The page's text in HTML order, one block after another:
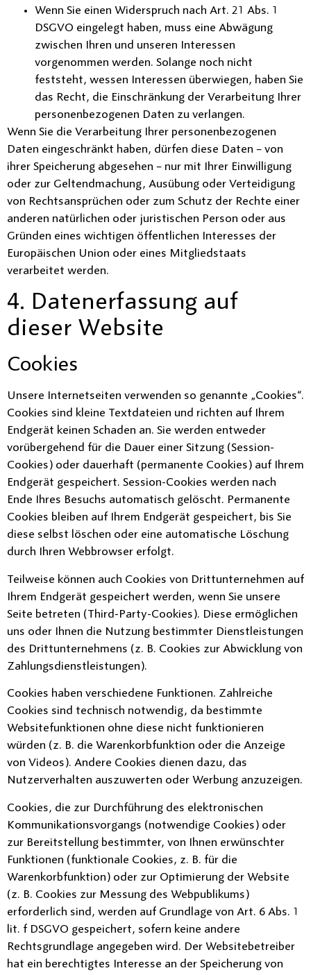
Wenn Sie einen Widerspruch nach Art. 21 Abs. 1
DSGVO eingelegt haben, muss eine Abwägung
zwischen Ihren und unseren Interessen
vorgenommen werden. Solange noch nicht
feststeht, wessen Interessen überwiegen, haben Sie
das Recht, die Einschränkung der Verarbeitung Ihrer
personenbezogenen Daten zu verlangen.
Wenn Sie die Verarbeitung Ihrer personenbezogenen
Daten eingeschränkt haben, dürfen diese Daten – von
ihrer Speicherung abgesehen – nur mit Ihrer Einwilligung
oder zur Geltendmachung, Ausübung oder Verteidigung
von Rechtsansprüchen oder zum Schutz der Rechte einer
anderen natürlichen oder juristischen Person oder aus
Gründen eines wichtigen öffentlichen Interesses der
Europäischen Union oder eines Mitgliedstaats
verarbeitet werden.
4. Datenerfassung auf
dieser Website
Cookies
Unsere Internetseiten verwenden so genannte „Cookies“.
Cookies sind kleine Textdateien und richten auf Ihrem
Endgerät keinen Schaden an. Sie werden entweder
vorübergehend für die Dauer einer Sitzung (Session-
Cookies) oder dauerhaft (permanente Cookies) auf Ihrem
Endgerät gespeichert. Session-Cookies werden nach
Ende Ihres Besuchs automatisch gelöscht. Permanente
Cookies bleiben auf Ihrem Endgerät gespeichert, bis Sie
diese selbst löschen oder eine automatische Löschung
durch Ihren Webbrowser erfolgt.
Teilweise können auch Cookies von Drittunternehmen auf
Ihrem Endgerät gespeichert werden, wenn Sie unsere
Seite betreten (Third-Party-Cookies). Diese ermöglichen
uns oder Ihnen die Nutzung bestimmter Dienstleistungen
des Drittunternehmens (z. B. Cookies zur Abwicklung von
Zahlungsdienstleistungen).
Cookies haben verschiedene Funktionen. Zahlreiche
Cookies sind technisch notwendig, da bestimmte
Websitefunktionen ohne diese nicht funktionieren
würden (z. B. die Warenkorbfunktion oder die Anzeige
von Videos). Andere Cookies dienen dazu, das
Nutzerverhalten auszuwerten oder Werbung anzuzeigen.
Cookies, die zur Durchführung des elektronischen
Kommunikationsvorgangs (notwendige Cookies) oder
zur Bereitstellung bestimmter, von Ihnen erwünschter
Funktionen (funktionale Cookies, z. B. für die
Warenkorbfunktion) oder zur Optimierung der Website
(z. B. Cookies zur Messung des Webpublikums)
erforderlich sind, werden auf Grundlage von Art. 6 Abs. 1
lit. f DSGVO gespeichert, sofern keine andere
Rechtsgrundlage angegeben wird. Der Websitebetreiber
hat ein berechtigtes Interesse an der Speicherung von